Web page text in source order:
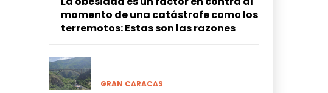
momento de una catástrofe como los
terremotos: Estas son las razones
GRAN CARACAS